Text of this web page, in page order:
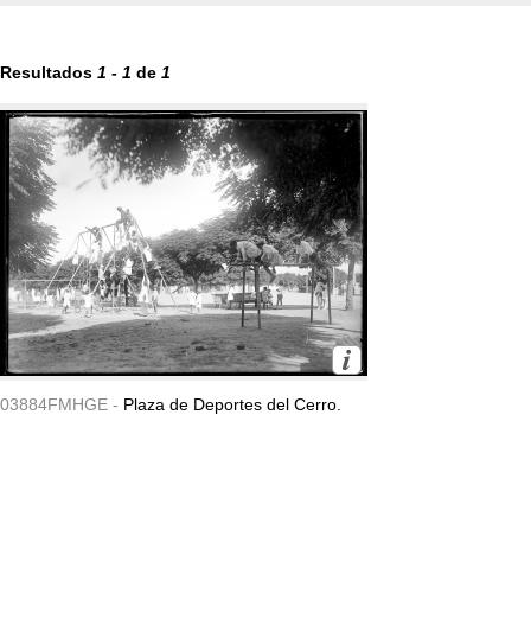
Resultados 1 - 1 de 1
03884FMHGE - Plaza de Deportes del Cerro.